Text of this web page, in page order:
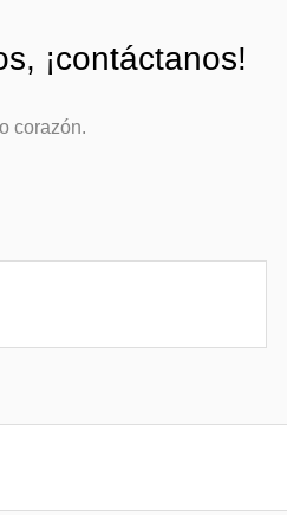
¡contáctanos!
corazón.